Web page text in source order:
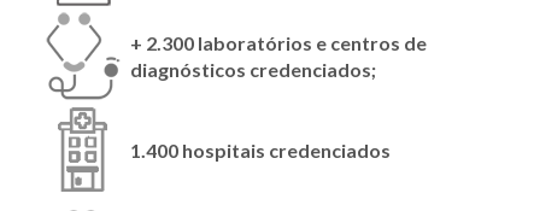
+ 2.300 laboratórios e centros de
diagnósticos credenciados;
1.400 hospitais credenciados